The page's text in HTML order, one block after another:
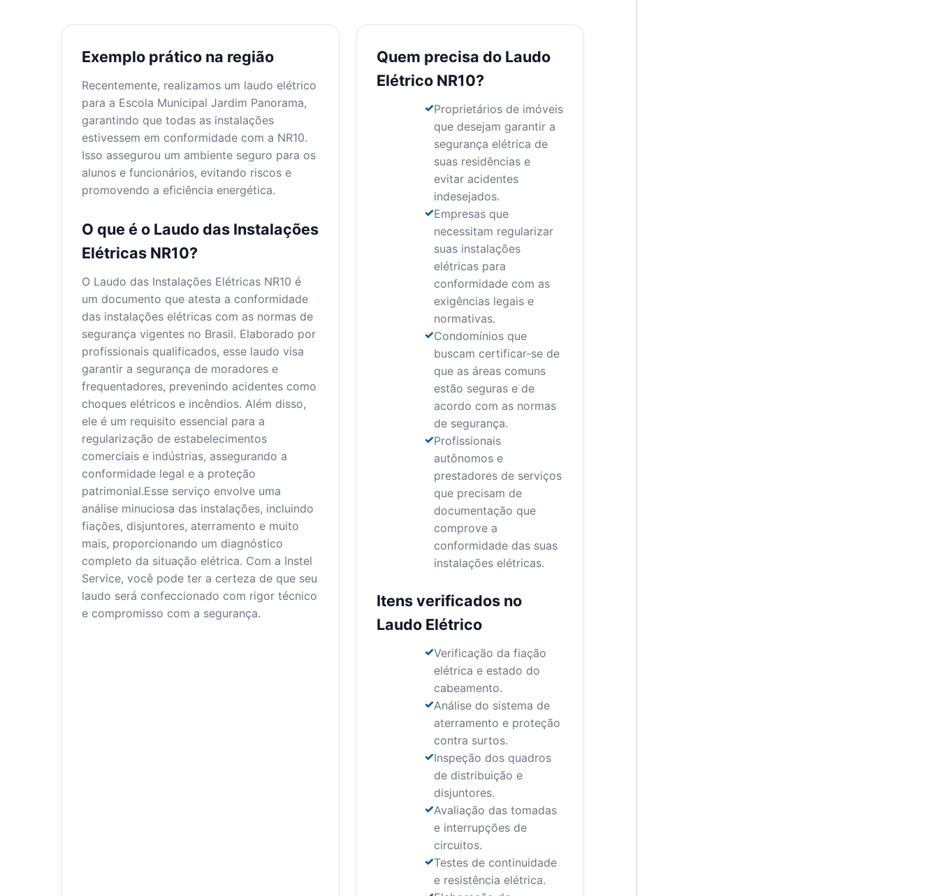
Exemplo prático na região
Recentemente, realizamos um laudo elétrico
para a Escola Municipal Jardim Panorama,
garantindo que todas as instalações
estivessem em conformidade com a NR10.
Isso assegurou um ambiente seguro para os
alunos e funcionários, evitando riscos e
promovendo a eficiência energética.
O que é o Laudo das Instalações
Elétricas NR10?
O Laudo das Instalações Elétricas NR10 é
um documento que atesta a conformidade
das instalações elétricas com as normas de
segurança vigentes no Brasil. Elaborado por
profissionais qualificados, esse laudo visa
garantir a segurança de moradores e
frequentadores, prevenindo acidentes como
choques elétricos e incêndios. Além disso,
ele é um requisito essencial para a
regularização de estabelecimentos
comerciais e indústrias, assegurando a
conformidade legal e a proteção
patrimonial.Esse serviço envolve uma
análise minuciosa das instalações, incluindo
fiações, disjuntores, aterramento e muito
mais, proporcionando um diagnóstico
completo da situação elétrica. Com a Instel
Service, você pode ter a certeza de que seu
laudo será confeccionado com rigor técnico
e compromisso com a segurança.
Quem precisa do Laudo
Elétrico NR10?
Proprietários de imóveis
que desejam garantir a
segurança elétrica de
suas residências e
evitar acidentes
indesejados.
Empresas que
necessitam regularizar
suas instalações
elétricas para
conformidade com as
exigências legais e
normativas.
Condomínios que
buscam certificar-se de
que as áreas comuns
estão seguras e de
acordo com as normas
de segurança.
Profissionais
autônomos e
prestadores de serviços
que precisam de
documentação que
comprove a
conformidade das suas
instalações elétricas.
Itens verificados no
Laudo Elétrico
Verificação da fiação
elétrica e estado do
cabeamento.
Análise do sistema de
aterramento e proteção
contra surtos.
Inspeção dos quadros
de distribuição e
disjuntores.
Avaliação das tomadas
e interrupções de
circuitos.
Testes de continuidade
e resistência elétrica.